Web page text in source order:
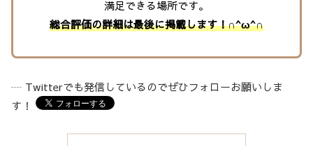
満足できる場所です。
総合評価の詳細は最後に掲載します！∩^ω^∩
┈ Twitterでも発信しているのでぜひフォローお願いしま
す！